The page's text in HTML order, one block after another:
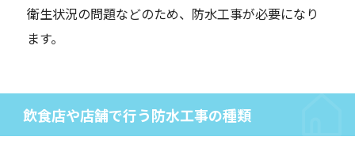
衛生状況の問題などのため、防水工事が必要になり
ます。
飲食店や店舗で行う防水工事の種類